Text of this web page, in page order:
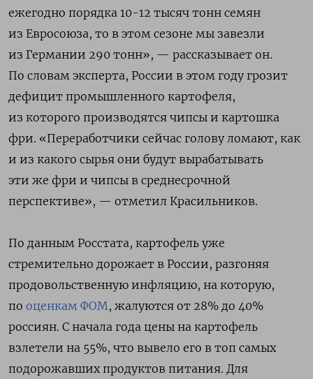
ежегодно порядка 10-12 тысяч тонн семян
из Евросоюза, то в этом сезоне мы завезли
из Германии 290 тонн», — рассказывает он.
По словам эксперта, России в этом году грозит
дефицит промышленного картофеля,
из которого производятся чипсы и картошка
фри. «Переработчики сейчас голову ломают, как
и из какого сырья они будут вырабатывать
эти же фри и чипсы в среднесрочной
перспективе», — отметил Красильников.
По данным Росстата, картофель уже
стремительно дорожает в России, разгоняя
продовольственную инфляцию, на которую,
по оценкам ФОМ, жалуются от 28% до 40%
россиян. C начала года цены на картофель
взлетели на 55%, что вывело его в топ самых
подорожавших продуктов питания. Для